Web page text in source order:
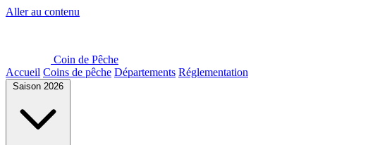
Aller au contenu
Coin de Pêche
Accueil Coins de pêche Départements Réglementation
Saison 2026